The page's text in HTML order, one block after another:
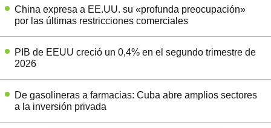
China expresa a EE.UU. su «profunda preocupación»
por las últimas restricciones comerciales
PIB de EEUU creció un 0,4% en el segundo trimestre de
2026
De gasolineras a farmacias: Cuba abre amplios sectores
a la inversión privada